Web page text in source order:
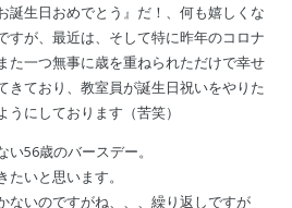
誕生日おめでとう』だ！、何も嬉しくな
すが、最近は、そして特に昨年のコロナ
た一つ無事に歳を重ねられただけで幸せ
きており、教室員が誕生日祝いをやりた
にしております（苦笑）
56歳のバースデー。
いと思います。
ないのですがね、、、繰り返しですが